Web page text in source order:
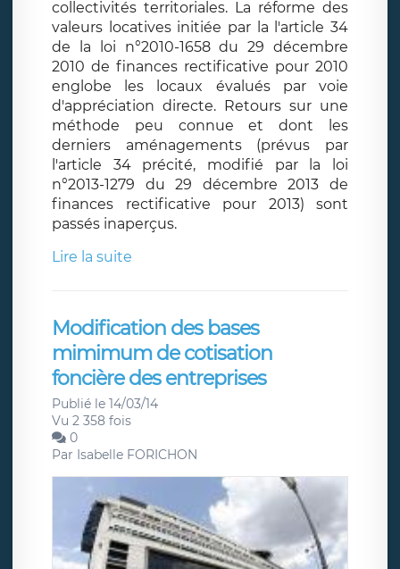
collectivités territoriales. La réforme des
valeurs locatives initiée par la l'article 34
de la loi n°2010-1658 du 29 décembre
2010 de finances rectificative pour 2010
englobe les locaux évalués par voie
d'appréciation directe. Retours sur une
méthode peu connue et dont les
derniers aménagements (prévus par
l'article 34 précité, modifié par la loi
n°2013-1279 du 29 décembre 2013 de
finances rectificative pour 2013) sont
passés inaperçus.
Lire la suite
Modification des bases
mimimum de cotisation
foncière des entreprises
Publié le 14/03/14
Vu 2 358 fois
0
Par Isabelle FORICHON